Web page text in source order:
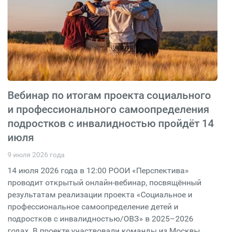
Вебинар по итогам проекта социального
и профессионального самоопределения
подростков с инвалидностью пройдёт 14
июля
9 июля 2026 года
14 июля 2026 года в 12:00 РООИ «Перспектива»
проводит открытый онлайн-вебинар, посвящённый
результатам реализации проекта «Социальное и
профессиональное самоопределение детей и
подростков с инвалидностью/ОВЗ» в 2025–2026